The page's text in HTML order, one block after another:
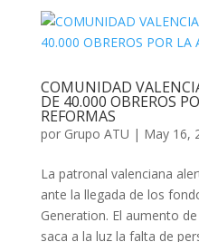
COMUNIDAD
DE 40.000 OBREROS
REFORMAS
por Grupo ATU | May 16,
La patronal valenciana
ante la llegada de los
Generation. El aumento
saca a la luz la falta de